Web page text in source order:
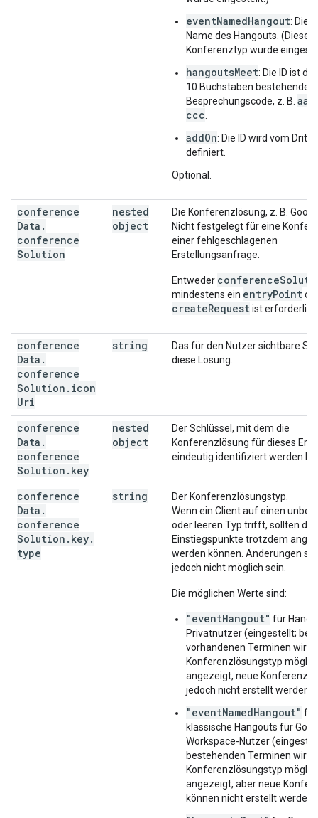
eventNamedHangout: Die
Name des Hangouts. (Dieser
Konferenztyp wurde
hangoutsMeet: Die ID ist
10 Buchstaben bestehende
Besprechungscode, z. B.
ccc
addOn: Die ID wird vom
definiert.
Optional.
conference
Data .
conference
Solution
nested
object
Die Konferenzlösung, z. B.
Nicht festgelegt für eine
einer fehlgeschlagenen
Erstellungsanfrage.
Entweder
mindestens ein entryPoint
createRequestist
conference
Data .
conference
Solution . icon
Uri
string
Das für den Nutzer sichtbare
diese Lösung.
conference
Data .
conference
Solution . key
nested
object
Der Schlüssel, mit dem die
Konferenzlösung für dieses
eindeutig identifiziert werden
conference
Data .
conference
Solution . key.
type
string
Der Konferenzlösungstyp.
Wenn ein Client auf einen
oder leeren Typ trifft, sollten die
Einstiegspunkte trotzdem
werden können. Änderungen
jedoch nicht möglich sein.
Die möglichen Werte sind:
"eventHangout" für
Privatnutzer (eingestellt; bei
vorhandenen Terminen wird
Konferenzlösungstyp
angezeigt, neue
jedoch nicht erstellt werden)
"eventNamedHangout" für
klassische Hangouts für
Workspace-Nutzer
bestehenden Terminen wird
Konferenzlösungstyp
angezeigt, aber neue
können nicht erstellt werden)